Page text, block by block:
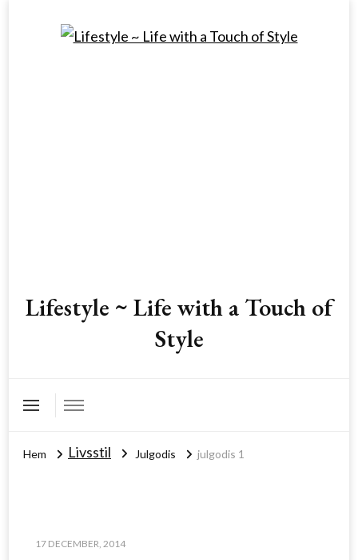
Lifestyle ~ Life with a Touch of
Style
Hem Livsstil Julgodis julgodis 1
17 DECEMBER, 2014